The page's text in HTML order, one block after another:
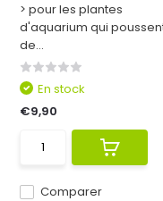
> pour les plantes
d'aquarium qui
de...
Comparer
En stock
€9,90